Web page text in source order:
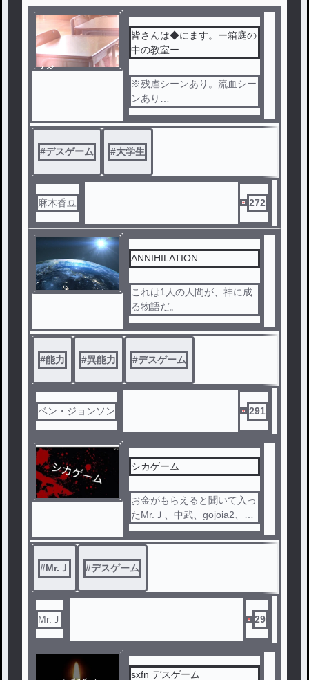
ノベ
皆さんは◆にます。ー箱庭の
中の教室ー
※残虐シーンあり。流血シー
ンあり
気をつけてください。
デスゲーム✖️大学四年生！！
！
大学のサークルの卒業旅行に
て気がつくと、見覚えのない
教室に閉じ込められていた。
首には鉄製の輪がはめられ、
“凶器”。
そこに現れたのは、スダと名
乗る謎の教師風の男。彼が告
げたのは、「12時間以内に最
後の一人になれ」という非情
#デスゲーム #大学生
麻木香豆 272
ANNIHILATION
これは1人の人間が、神に成
る物語だ。
#能力 #異能力 #デスゲーム
ベン・ジョンソン 291
シカゲーム
お金がもらえると聞いて入っ
たMr.Ｊ、中武、gojoia2、GE
SUTO666。そのゲームがま
さかの
デスゲームだった。その中で
彼らは生き残ることができる
のか
#Mr.Ｊ #デスゲーム
Mr.Ｊ 29
sxfn デスゲーム